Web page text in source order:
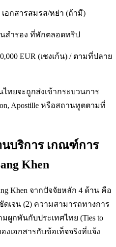
อกสารสมรส/หย่า (ถ้ามี)
นสำรอง ที่พักตลอดทริป
EUR (เชงเก้น) / ตามที่ปลาย
ไทยจะถูกส่งเข้ากระบวนการ
Apostille หรือสถานทูตตามที่
บริการ เกณฑ์การ
Khen
Khen จากปัจจัยหลัก 4 ด้าน คือ
เจน (2) ความสามารถทางการ
ผูกพันกับประเทศไทย (Ties to
งเอกสารกับข้อเท็จจริงที่แจ้ง